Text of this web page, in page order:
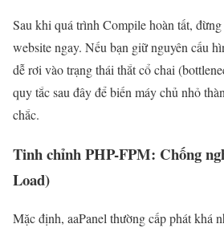
Sau khi quá trình Compile hoàn tất,
website ngay. Nếu bạn giữ nguyên cấu
dễ rơi vào trạng thái thắt cổ chai
quy tắc sau đây để biến máy chủ nhỏ
chắc.
Tinh chỉnh PHP-FPM: Chống
Load)
Mặc định, aaPanel thường cấp phát khá